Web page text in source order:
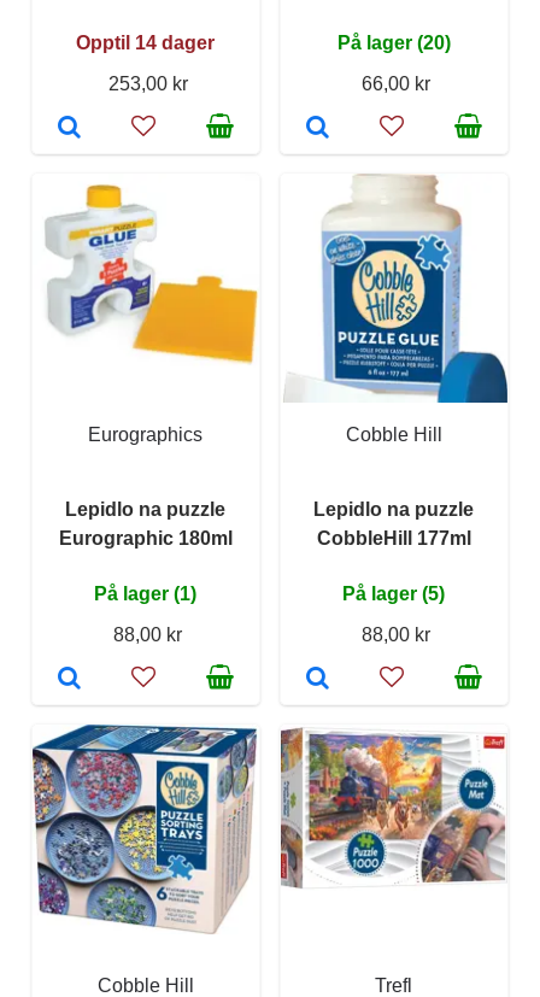
Opptil 14 dager
253,00 kr
På lager (20)
66,00 kr
Eurographics
Lepidlo na puzzle
Eurographic 180ml
På lager (1)
88,00 kr
Cobble Hill
Lepidlo na puzzle
CobbleHill 177ml
På lager (5)
88,00 kr
Cobble Hill Trefl